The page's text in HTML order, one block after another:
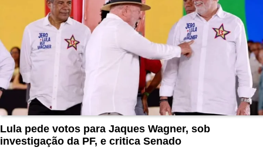
Lula pede votos para Jaques Wagner, sob
investigação da PF, e critica Senado